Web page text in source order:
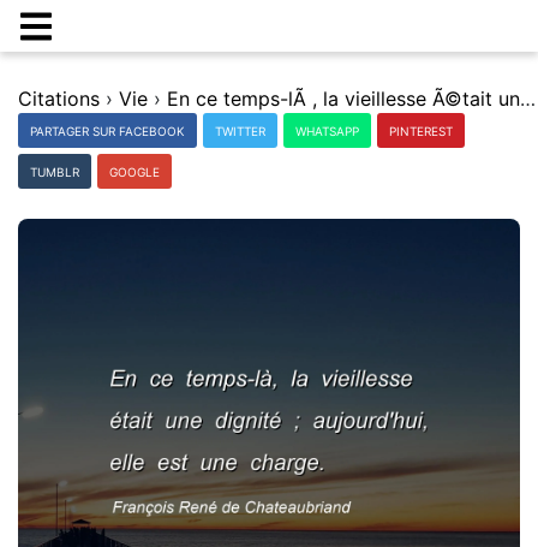
Citations › Vie › En ce temps-lÃ , la vieillesse Ã©tait une dignitÃ© ; aujourd'hui, elle est une charge.
PARTAGER SUR FACEBOOK TWITTER WHATSAPP PINTEREST
TUMBLR GOOGLE